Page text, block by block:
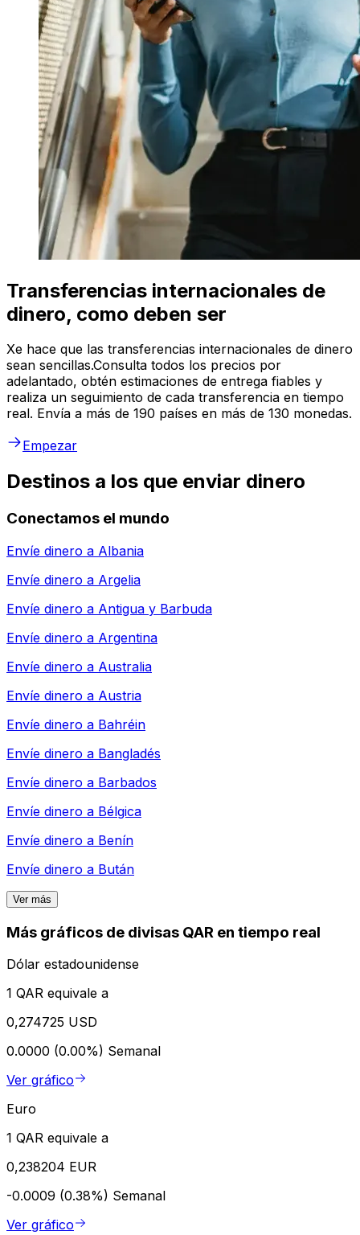
Transferencias internacionales de
dinero, como deben ser
Xe hace que las transferencias internacionales de dinero
sean sencillas.Consulta todos los precios por
adelantado, obtén estimaciones de entrega fiables y
realiza un seguimiento de cada transferencia en tiempo
real. Envía a más de 190 países en más de 130 monedas.
Empezar
Destinos a los que enviar dinero
Conectamos el mundo
Envíe dinero a Albania
Envíe dinero a Argelia
Envíe dinero a Antigua y Barbuda
Envíe dinero a Argentina
Envíe dinero a Australia
Envíe dinero a Austria
Envíe dinero a Bahréin
Envíe dinero a Bangladés
Envíe dinero a Barbados
Envíe dinero a Bélgica
Envíe dinero a Benín
Envíe dinero a Bután
Ver más
Más gráficos de divisas QAR en tiempo real
Dólar estadounidense
1 QAR equivale a
0,274725 USD
0.0000 (0.00%) Semanal
Ver gráfico
Euro
1 QAR equivale a
0,238204 EUR
-0.0009 (0.38%) Semanal
Ver gráfico